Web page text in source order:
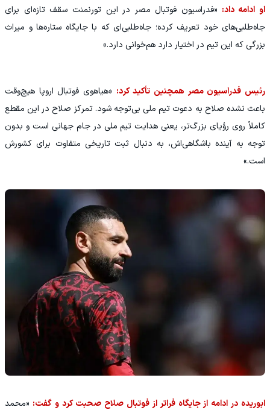
او ادامه داد: «فدراسیون فوتبال مصر در این تورنمنت سقف تازه‌ای برای
جاه‌طلبی‌های خود تعریف کرده؛ جاه‌طلبی‌ای که با جایگاه ستاره‌ها و میراث
بزرگی که این تیم در اختیار دارد هم‌خوانی دارد.»
رئیس فدراسیون مصر همچنین تأکید کرد: «هیاهوی فوتبال اروپا هیچ‌وقت
باعث نشده صلاح به دعوت تیم ملی بی‌توجه شود. تمرکز صلاح در این مقطع
کاملاً روی رؤیای بزرگ‌تر، یعنی هدایت تیم ملی در جام جهانی است و بدون
توجه به آینده باشگاهی‌اش، به دنبال ثبت تاریخی متفاوت برای کشورش
است.»
ابوریده در ادامه از جایگاه فراتر از فوتبال صلاح صحبت کرد و گفت: «محمد